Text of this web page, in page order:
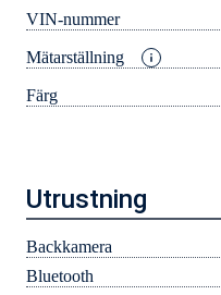
VIN-nummer
Mätarställning
Färg
Utrustning
Backkamera
Bluetooth